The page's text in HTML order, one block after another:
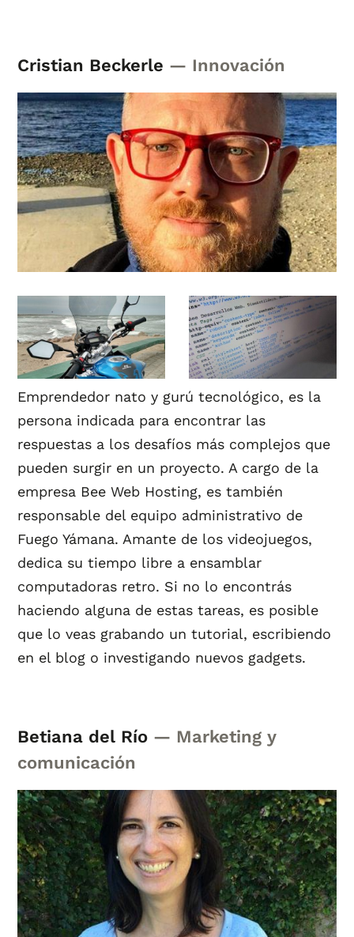
Cristian Beckerle — Innovación
Emprendedor nato y gurú tecnológico, es la
persona indicada para encontrar las
respuestas a los desafíos más complejos que
pueden surgir en un proyecto. A cargo de la
empresa Bee Web Hosting, es también
responsable del equipo administrativo de
Fuego Yámana. Amante de los videojuegos,
dedica su tiempo libre a ensamblar
computadoras retro. Si no lo encontrás
haciendo alguna de estas tareas, es posible
que lo veas grabando un tutorial, escribiendo
en el blog o investigando nuevos gadgets.
Betiana del Río — Marketing y
comunicación